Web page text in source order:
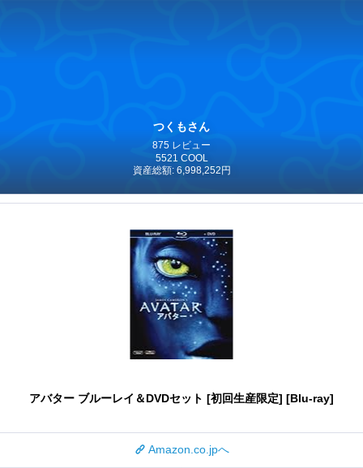
つくもさん
875 レビュー
5521 COOL
資産総額: 6,998,252円
アバター ブルーレイ＆DVDセット [初回生産限定] [Blu-ray]
Amazon.co.jpへ